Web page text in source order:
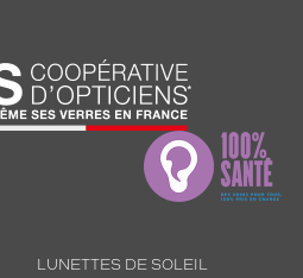
LUNETTES DE SOLEIL